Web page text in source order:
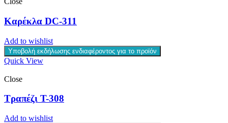
Καρέκλα DC-311
Add to wishlist
Υποβολή εκδήλωσης ενδιαφέροντος για το προϊόν
Quick View
Close
Τραπέζι T-308
Add to wishlist